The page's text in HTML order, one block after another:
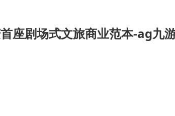
座剧场式文旅商业范本-ag九